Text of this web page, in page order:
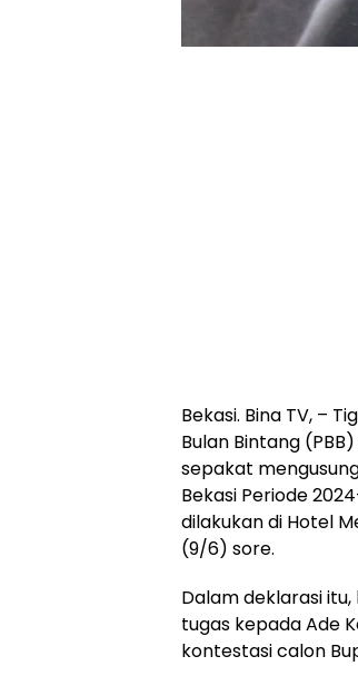
Bekasi. Bina TV, –
Bulan Bintang
sepakat
Bekasi Periode
dilakukan di Hotel
(9/6) sore.
Dalam deklarasi
tugas kepada Ade
kontestasi calon